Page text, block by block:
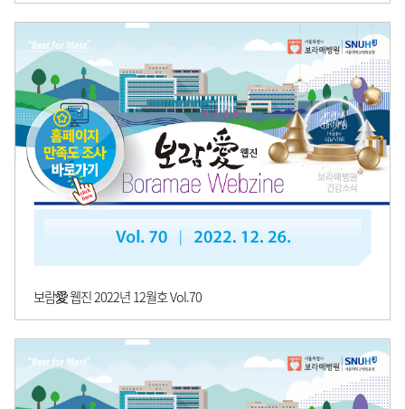
보람愛 웹진 2022년 12월호 Vol.70